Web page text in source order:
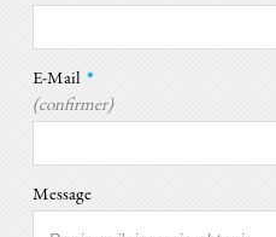
E-Mail *
(confirmer)
Message